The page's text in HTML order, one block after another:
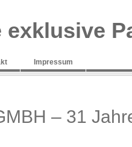
exklusive
Impressum
– 31